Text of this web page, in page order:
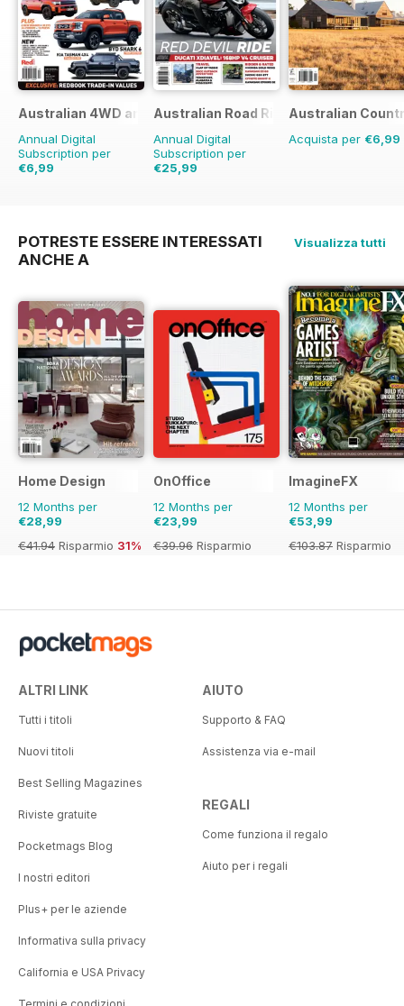
Australian 4WD and SUV Buyers Guide
Annual Digital
Subscription per
€6,99
Australian Road Rider
Annual Digital
Subscription per
€25,99
Australian
Acquista per €6,99
POTRESTE ESSERE INTERESSATI
ANCHE A
Visualizza tutti
Home Design
12 Months per
€28,99
€41.94 Risparmio 31%
OnOffice
12 Months per
€23,99
€39.96 Risparmio
ImagineFX
12 Months per
€53,99
€103.87 Risparmio
ALTRI LINK
Tutti i titoli
Nuovi titoli
Best Selling Magazines
Riviste gratuite
Pocketmags Blog
I nostri editori
Plus+ per le aziende
Informativa sulla privacy
California e USA Privacy
AIUTO
Supporto & FAQ
Assistenza via e-mail
REGALI
Come funziona il regalo
Aiuto per i regali